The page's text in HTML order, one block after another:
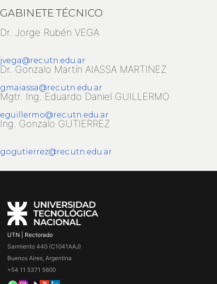
GABINETE TÉCNICO
Dr. Jorge Rubén VEGA
jvega@rec.utn.edu.ar
Dr. Gonzalo Martín AIASSA MARTINEZ
gmaiassa@rec.utn.edu.ar
Mgtr. Ing. Eduardo Daniel GUILLERMO
eguillermo@rec.utn.edu.ar
Ing. Gonzalo GUTIERREZ
gogutierrez@rec.utn.edu.ar
UTN | Rectorado
Sarmiento 440 (C1041AAJ)
Buenos Aires, Argentina
+54 11 5371 5600